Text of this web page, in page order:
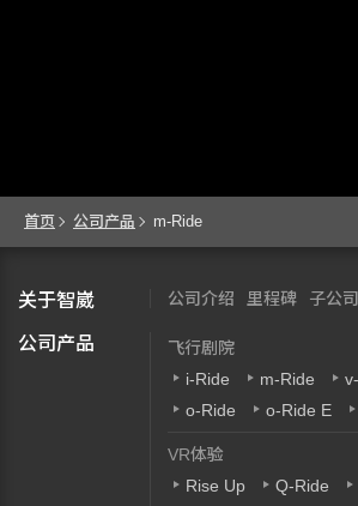
首页 公司产品 m-Ride
关于智崴 公司介绍 里程碑 子公司
公司产品
飞行剧院
i-Ride
m-Ride
o-Ride
o-Ride E
VR体验
Rise Up
Q-Ride